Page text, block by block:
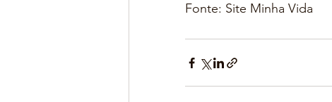
Fonte: Site Minha Vida